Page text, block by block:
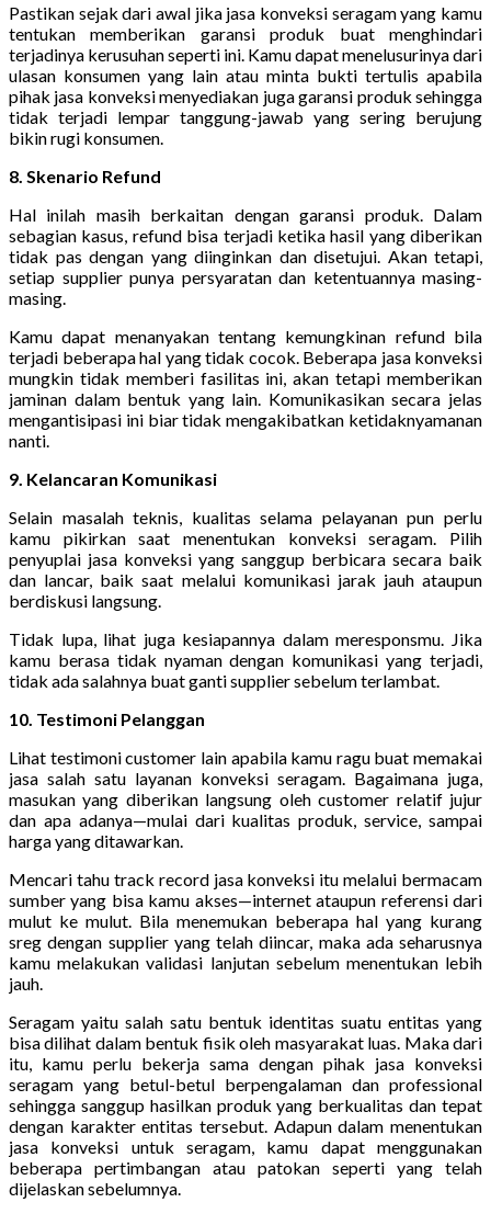
Pastikan sejak dari awal jika jasa konveksi seragam yang kamu
tentukan memberikan garansi produk buat menghindari
terjadinya kerusuhan seperti ini. Kamu dapat menelusurinya dari
ulasan konsumen yang lain atau minta bukti tertulis apabila
pihak jasa konveksi menyediakan juga garansi produk sehingga
tidak terjadi lempar tanggung-jawab yang sering berujung
bikin rugi konsumen.
8. Skenario Refund
Hal inilah masih berkaitan dengan garansi produk. Dalam
sebagian kasus, refund bisa terjadi ketika hasil yang diberikan
tidak pas dengan yang diinginkan dan disetujui. Akan tetapi,
setiap supplier punya persyaratan dan ketentuannya masing-
masing.
Kamu dapat menanyakan tentang kemungkinan refund bila
terjadi beberapa hal yang tidak cocok. Beberapa jasa konveksi
mungkin tidak memberi fasilitas ini, akan tetapi memberikan
jaminan dalam bentuk yang lain. Komunikasikan secara jelas
mengantisipasi ini biar tidak mengakibatkan ketidaknyamanan
nanti.
9. Kelancaran Komunikasi
Selain masalah teknis, kualitas selama pelayanan pun perlu
kamu pikirkan saat menentukan konveksi seragam. Pilih
penyuplai jasa konveksi yang sanggup berbicara secara baik
dan lancar, baik saat melalui komunikasi jarak jauh ataupun
berdiskusi langsung.
Tidak lupa, lihat juga kesiapannya dalam meresponsmu. Jika
kamu berasa tidak nyaman dengan komunikasi yang terjadi,
tidak ada salahnya buat ganti supplier sebelum terlambat.
10. Testimoni Pelanggan
Lihat testimoni customer lain apabila kamu ragu buat memakai
jasa salah satu layanan konveksi seragam. Bagaimana juga,
masukan yang diberikan langsung oleh customer relatif jujur
dan apa adanya—mulai dari kualitas produk, service, sampai
harga yang ditawarkan.
Mencari tahu track record jasa konveksi itu melalui bermacam
sumber yang bisa kamu akses—internet ataupun referensi dari
mulut ke mulut. Bila menemukan beberapa hal yang kurang
sreg dengan supplier yang telah diincar, maka ada seharusnya
kamu melakukan validasi lanjutan sebelum menentukan lebih
jauh.
Seragam yaitu salah satu bentuk identitas suatu entitas yang
bisa dilihat dalam bentuk fisik oleh masyarakat luas. Maka dari
itu, kamu perlu bekerja sama dengan pihak jasa konveksi
seragam yang betul-betul berpengalaman dan professional
sehingga sanggup hasilkan produk yang berkualitas dan tepat
dengan karakter entitas tersebut. Adapun dalam menentukan
jasa konveksi untuk seragam, kamu dapat menggunakan
beberapa pertimbangan atau patokan seperti yang telah
dijelaskan sebelumnya.